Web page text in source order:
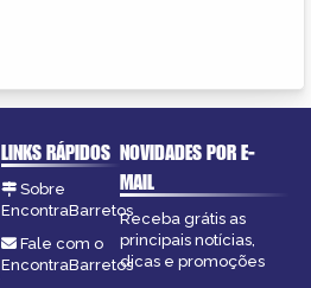
LINKS RÁPIDOS
Sobre
EncontraBarretos
Fale com o
EncontraBarretos
NOVIDADES POR E-
MAIL
Receba grátis as
principais notícias,
dicas e promoções